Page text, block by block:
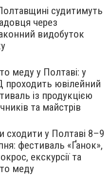
судитимуть
через
видобуток
меду у Полтаві: у
проходить ювілейний
із продукцією
та майстрів
сходити у Полтаві 8–9
фестиваль «Ґанок»,
екскурсії та
меду